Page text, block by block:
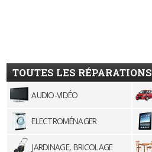
TOUTES LES RÉPARATIONS
AUDIO-VIDÉO
ELECTROMÉNAGER
JARDINAGE, BRICOLAGE